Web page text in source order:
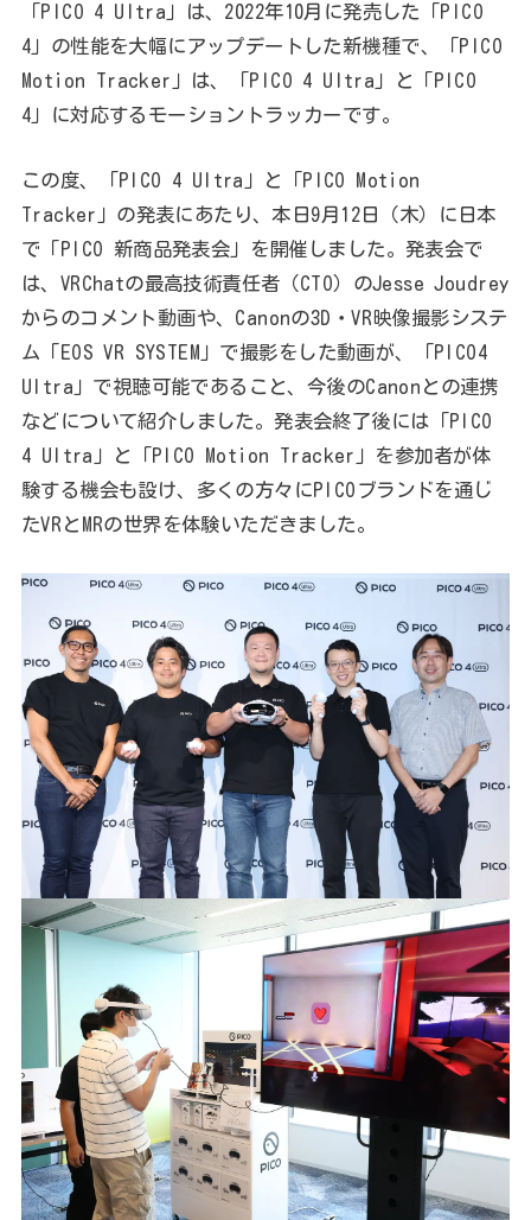
「PICO 4 Ultra」は、2022年10月に発売した「PICO
4」の性能を大幅にアップデートした新機種で、「PICO
Motion Tracker」は、「PICO 4 Ultra」と「PICO
4」に対応するモーショントラッカーです。
この度、「PICO 4 Ultra」と「PICO Motion
Tracker」の発表にあたり、本日9月12日（木）に日本
で「PICO 新商品発表会」を開催しました。発表会で
は、VRChatの最高技術責任者（CTO）のJesse Joudrey
からのコメント動画や、Canonの3D・VR映像撮影システ
ム「EOS VR SYSTEM」で撮影をした動画が、「PICO4
Ultra」で視聴可能であること、今後のCanonとの連携
などについて紹介しました。発表会終了後には「PICO
4 Ultra」と「PICO Motion Tracker」を参加者が体
験する機会も設け、多くの方々にPICOブランドを通じ
たVRとMRの世界を体験いただきました。